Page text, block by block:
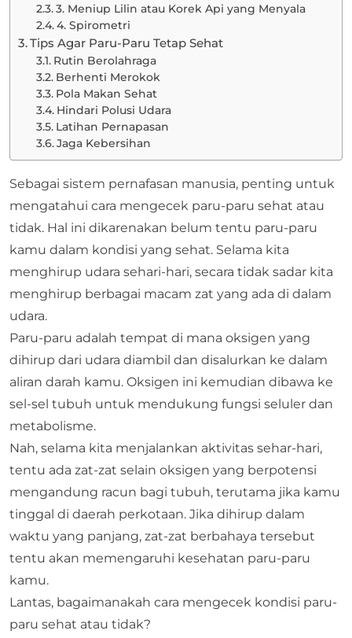
3. Meniup Lilin atau Korek Api yang Menyala
4. Spirometri
Tips Agar Paru-Paru Tetap Sehat
Rutin Berolahraga
Berhenti Merokok
Pola Makan Sehat
Hindari Polusi Udara
Latihan Pernapasan
Jaga Kebersihan
Sebagai sistem pernafasan manusia, penting untuk
mengatahui cara mengecek paru-paru sehat atau
tidak. Hal ini dikarenakan belum tentu paru-paru
kamu dalam kondisi yang sehat. Selama kita
menghirup udara sehari-hari, secara tidak sadar kita
menghirup berbagai macam zat yang ada di dalam
udara.
Paru-paru adalah tempat di mana oksigen yang
dihirup dari udara diambil dan disalurkan ke dalam
aliran darah kamu. Oksigen ini kemudian dibawa ke
sel-sel tubuh untuk mendukung fungsi seluler dan
metabolisme.
Nah, selama kita menjalankan aktivitas sehar-hari,
tentu ada zat-zat selain oksigen yang berpotensi
mengandung racun bagi tubuh, terutama jika kamu
tinggal di daerah perkotaan. Jika dihirup dalam
waktu yang panjang, zat-zat berbahaya tersebut
tentu akan memengaruhi kesehatan paru-paru
kamu.
Lantas, bagaimanakah cara mengecek kondisi paru-
paru sehat atau tidak?